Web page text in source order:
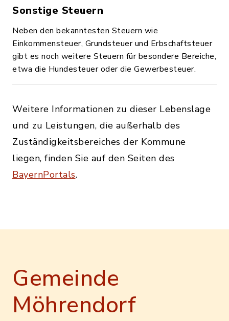
Sonstige Steuern
Neben den bekanntesten Steuern wie
Einkommensteuer, Grundsteuer und Erbschaftsteuer
gibt es noch weitere Steuern für besondere Bereiche,
etwa die Hundesteuer oder die Gewerbesteuer.
Weitere Informationen zu dieser Lebenslage
und zu Leistungen, die außerhalb des
Zuständigkeitsbereiches der Kommune
liegen, finden Sie auf den Seiten des
BayernPortals.
Gemeinde
Möhrendorf